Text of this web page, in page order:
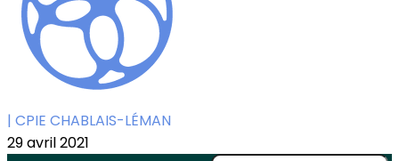
| CPIE CHABLAIS-LÉMAN
29 avril 2021